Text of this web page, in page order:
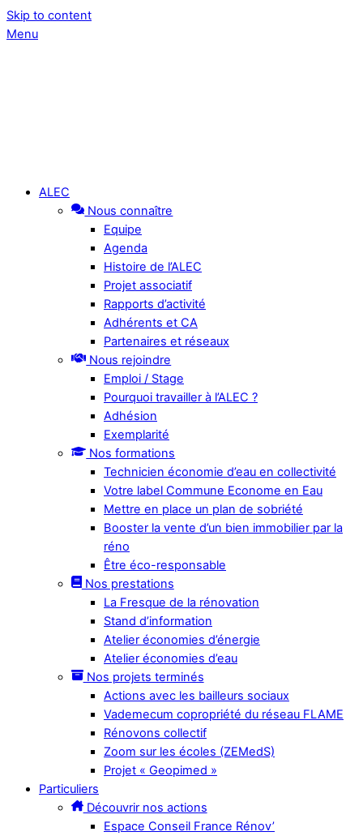
Skip to content
Menu
ALEC
Nous connaître
Equipe
Agenda
Histoire de l’ALEC
Projet associatif
Rapports d’activité
Adhérents et CA
Partenaires et réseaux
Nous rejoindre
Emploi / Stage
Pourquoi travailler à l’ALEC ?
Adhésion
Exemplarité
Nos formations
Technicien économie d’eau en collectivité
Votre label Commune Econome en Eau
Mettre en place un plan de sobriété
Booster la vente d’un bien immobilier par la
réno
Être éco-responsable
Nos prestations
La Fresque de la rénovation
Stand d’information
Atelier économies d’énergie
Atelier économies d’eau
Nos projets terminés
Actions avec les bailleurs sociaux
Vademecum copropriété du réseau FLAME
Rénovons collectif
Zoom sur les écoles (ZEMedS)
Projet « Geopimed »
Particuliers
Découvrir nos actions
Espace Conseil France Rénov’